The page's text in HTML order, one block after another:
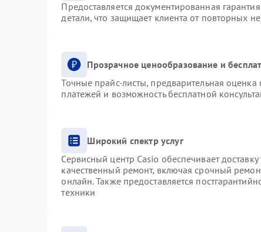
Предоставляется документированная
детали, что защищает клиента от повторных
Прозрачное ценообразование и
Точные прайс-листы, предварительная оценка
платежей и возможность бесплатной
Широкий спектр услуг
Сервисный центр Casio обеспечивает
качественный ремонт, включая срочный
онлайн. Также предоставляется
техники